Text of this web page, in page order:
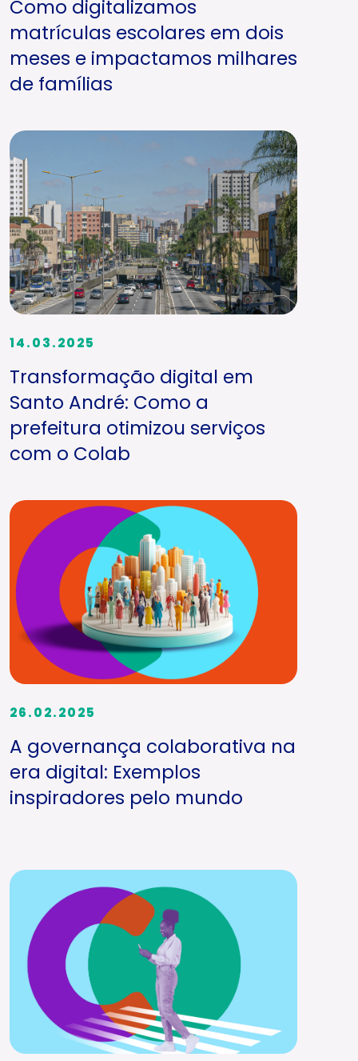
Como digitalizamos
matrículas escolares em dois
meses e impactamos milhares
de famílias
14.03.2025
Transformação digital em
Santo André: Como a
prefeitura otimizou serviços
com o Colab
26.02.2025
A governança colaborativa na
era digital: Exemplos
inspiradores pelo mundo